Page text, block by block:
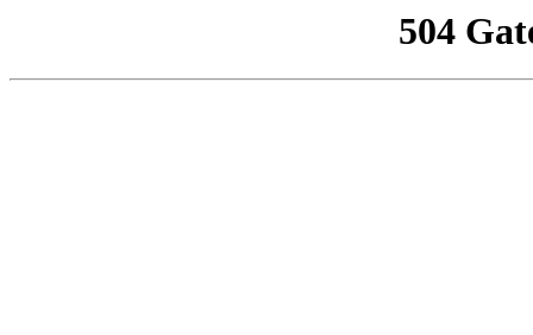
504